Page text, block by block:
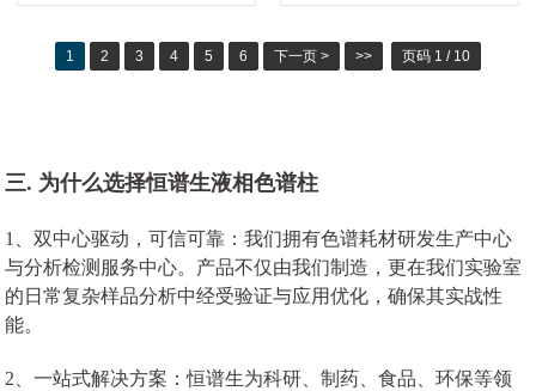
1 2 3 4 5 6 下一页 > >> 页码 1 / 10
三. 为什么选择恒谱生液相色谱柱
1、双中心驱动，可信可靠：我们拥有色谱耗材研发生产中心
与分析检测服务中心。产品不仅由我们制造，更在我们实验室
的日常复杂样品分析中经受验证与应用优化，确保其实战性
能。
2、一站式解决方案：恒谱生为科研、制药、食品、环保等领